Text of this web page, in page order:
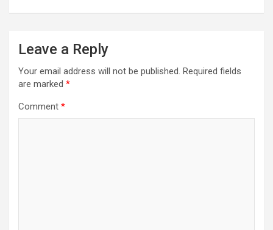
Leave a Reply
Your email address will not be published. Required fields
are marked *
Comment *